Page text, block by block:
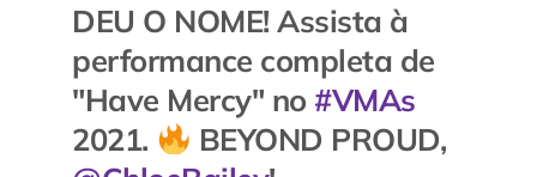
DEU O NOME! Assista à
performance completa de
"Have Mercy" no #VMAs
2021.
BEYOND PROUD,